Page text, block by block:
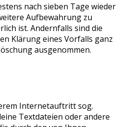
nach sieben Tage wieder
Aufbewahrung zu
ist. Andernfalls sind die
Klärung eines Vorfalls ganz
ausgenommen.
Internetauftritt sog.
Textdateien oder andere